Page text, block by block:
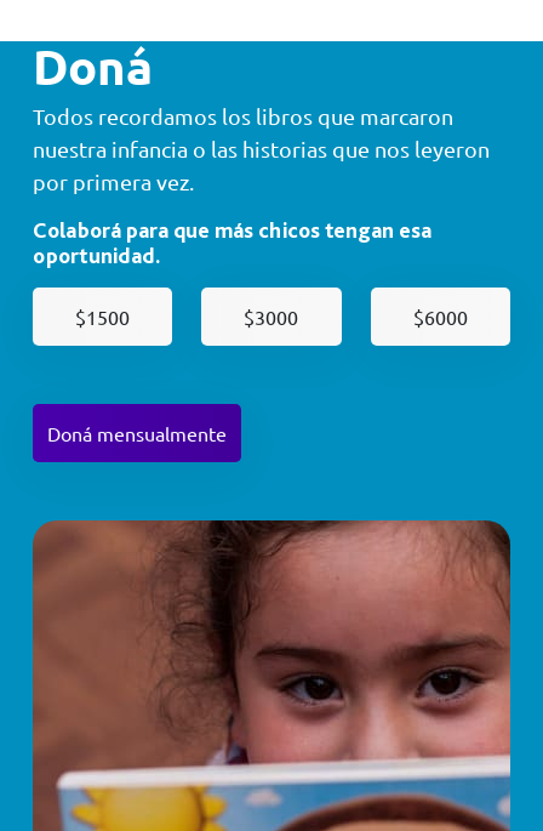
Doná
Todos recordamos los libros que marcaron
nuestra infancia o las historias que nos leyeron
por primera vez.
Colaborá para que más chicos tengan esa
oportunidad.
$1500 $3000 $6000
Doná mensualmente